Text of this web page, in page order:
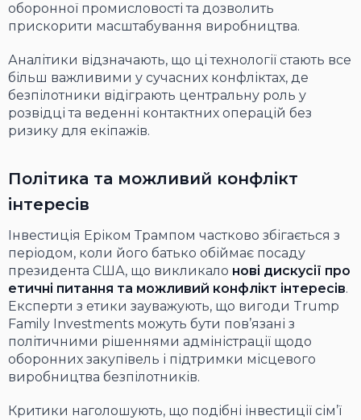
оборонної промисловості та дозволить
прискорити масштабування виробництва.
Аналітики відзначають, що ці технології стають все
більш важливими у сучасних конфліктах, де
безпілотники відіграють центральну роль у
розвідці та веденні контактних операцій без
ризику для екіпажів.
Політика та можливий конфлікт
інтересів
Інвестиція Еріком Трампом частково збігається з
періодом, коли його батько обіймає посаду
президента США, що викликало нові дискусії про
етичні питання та можливий конфлікт інтересів.
Експерти з етики зауважують, що вигоди Trump
Family Investments можуть бути пов’язані з
політичними рішеннями адміністрації щодо
оборонних закупівель і підтримки місцевого
виробництва безпілотників.
Критики наголошують, що подібні інвестиції сім’ї